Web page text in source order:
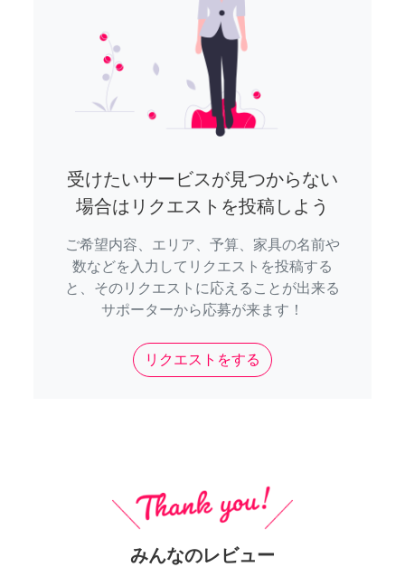
受けたいサービスが見つからない
場合はリクエストを投稿しよう
ご希望内容、エリア、予算、家具の名前や
数などを入力してリクエストを投稿する
と、そのリクエストに応えることが出来る
サポーターから応募が来ます！
リクエストをする
みんなのレビュー